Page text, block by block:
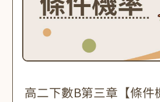
高二下數B第三章【條件